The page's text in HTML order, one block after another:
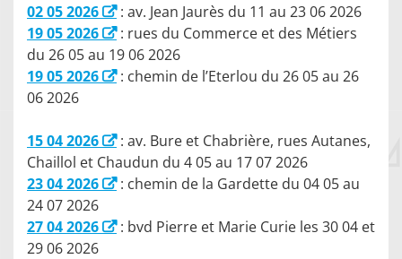
02 05 2026
: av. Jean Jaurès du 11 au 23 06 2026
19 05 2026
: rues du Commerce et des Métiers
du 26 05 au 19 06 2026
19 05 2026
: chemin de l’Eterlou du 26 05 au 26
06 2026
15 04 2026
: av. Bure et Chabrière, rues Autanes,
Chaillol et Chaudun du 4 05 au 17 07 2026
23 04 2026
: chemin de la Gardette du 04 05 au
24 07 2026
27 04 2026
: bvd Pierre et Marie Curie les 30 04 et
29 06 2026